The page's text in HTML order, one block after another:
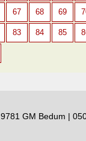
67 68 69
83 84 85
GM Bedum |